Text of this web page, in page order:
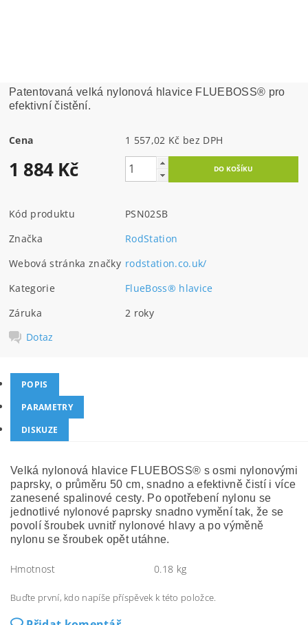
Patentovaná velká nylonová hlavice FLUEBOSS® pro
efektivní čistění.
Cena 1 557,02 Kč bez DPH
1 884 Kč
Kód produktu
PSN02SB
Značka
RodStation
Webová stránka značky rodstation.co.uk/
Kategorie
FlueBoss® hlavice
Záruka
2 roky
Dotaz
POPIS
PARAMETRY
DISKUZE
Velká nylonová hlavice FLUEBOSS® s osmi nylonovými
paprsky, o průměru 50 cm, snadno a efektivně čistí i více
zanesené spalinové cesty. Po opotřebení nylonu se
jednotlivé nylonové paprsky snadno vymění tak, že se
povolí šroubek uvnitř nylonové hlavy a po výměně
nylonu se šroubek opět utáhne.
Hmotnost 0.18 kg
Buďte první, kdo napíše příspěvek k této položce.